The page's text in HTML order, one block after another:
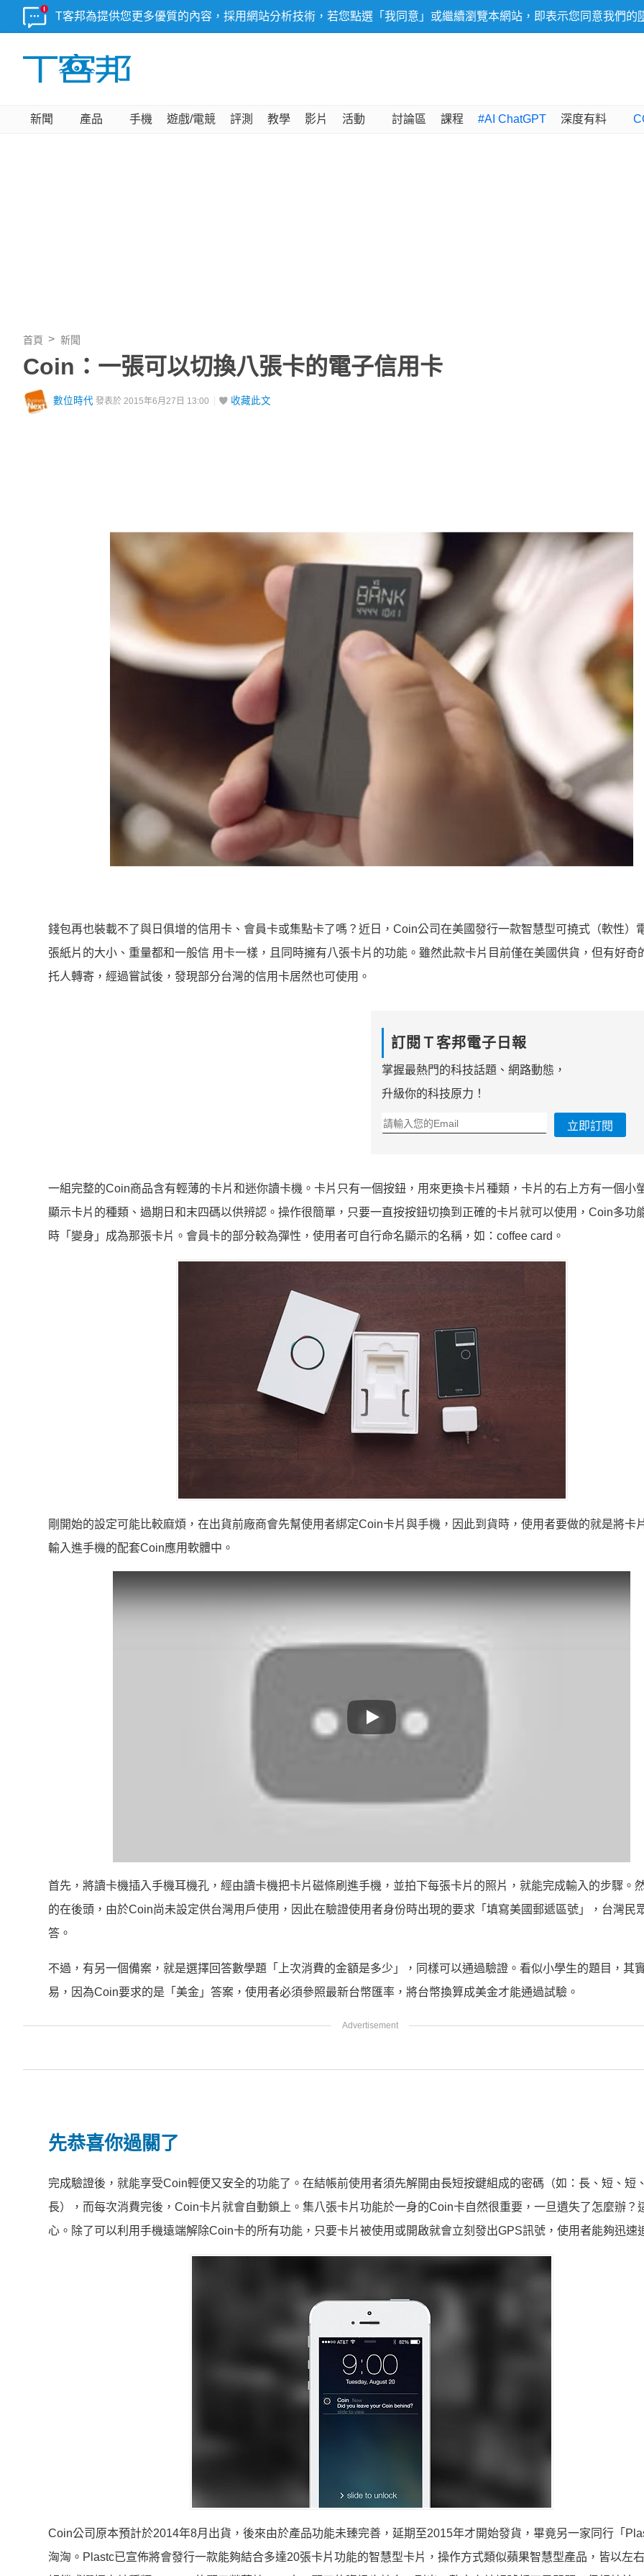
T客邦為提供您更多優質的內容，採用網站分析技術，若您點選「我同意」或繼續瀏覽本網站，即表示您同意我們的
新聞 產品 手機 遊戲/電競 評測 教學 影片 活動 討論區 課程 #AI ChatGPT 深度有料
首頁 新聞
Coin：一張可以切換八張卡的電子信用卡
數位時代 發表於 2015年6月27日 13:00 收藏此文
錢包再也裝載不了與日俱增的信用卡、會員卡或集點卡了嗎？近日，Coin公司在美國發行一款智慧型可撓式（軟性）
張紙片的大小、重量都和一般信 用卡一樣，且同時擁有八張卡片的功能。雖然此款卡片目前僅在美國供貨，但有好奇
托人轉寄，經過嘗試後，發現部分台灣的信用卡居然也可使用。
訂閱Ｔ客邦電子日報
掌握最熱門的科技話題、網路動態，
升級你的科技原力！
立即訂閱
一組完整的Coin商品含有輕薄的卡片和迷你讀卡機。卡片只有一個按鈕，用來更換卡片種類，卡片的右上方有一個小
顯示卡片的種類、過期日和末四碼以供辨認。操作很簡單，只要一直按按鈕切換到正確的卡片就可以使用，Coin多功
時「變身」成為那張卡片。會員卡的部分較為彈性，使用者可自行命名顯示的名稱，如：coffee card。
剛開始的設定可能比較麻煩，在出貨前廠商會先幫使用者綁定Coin卡片與手機，因此到貨時，使用者要做的就是將卡
輸入進手機的配套Coin應用軟體中。
Play
首先，將讀卡機插入手機耳機孔，經由讀卡機把卡片磁條刷進手機，並拍下每張卡片的照片，就能完成輸入的步驟。
的在後頭，由於Coin尚未設定供台灣用戶使用，因此在驗證使用者身份時出現的要求「填寫美國郵遞區號」，台灣民
答。
不過，有另一個備案，就是選擇回答數學題「上次消費的金額是多少」，同樣可以通過驗證。看似小學生的題目，其
易，因為Coin要求的是「美金」答案，使用者必須參照最新台幣匯率，將台幣換算成美金才能通過試驗。
先恭喜你過關了
完成驗證後，就能享受Coin輕便又安全的功能了。在結帳前使用者須先解開由長短按鍵組成的密碼（如：長、短、短
長），而每次消費完後，Coin卡片就會自動鎖上。集八張卡片功能於一身的Coin卡自然很重要，一旦遺失了怎麼辦？
心。除了可以利用手機遠端解除Coin卡的所有功能，只要卡片被使用或開啟就會立刻發出GPS訊號，使用者能夠迅速
Coin公司原本預計於2014年8月出貨，後來由於產品功能未臻完善，延期至2015年才開始發貨，畢竟另一家同行「
洶洶。Plastc已宣佈將會發行一款能夠結合多達20張卡片功能的智慧型卡片，操作方式類似蘋果智慧型產品，皆以左